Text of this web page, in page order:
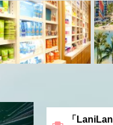
力
(例）
カ
フ
ェ
イ
ー
「